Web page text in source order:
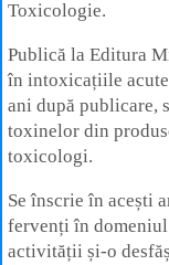
Toxicologie.
Publică la Editura
în intoxicațiile
ani după publicare,
toxinelor din
toxicologi.
Se înscrie în acești
fervenți în
activității și-o